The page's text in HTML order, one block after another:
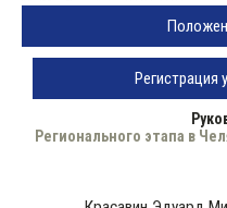
Регистрация
Регионального этапа в